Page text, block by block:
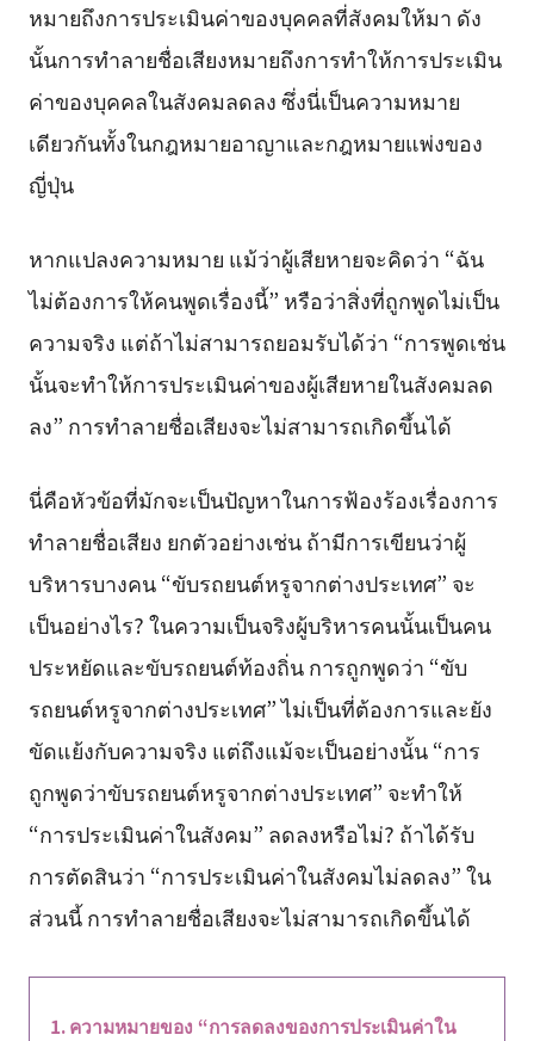
หมายถึงการประเมินค่าของบุคคลที่สังคมให้มา ดัง
นั้นการทำลายชื่อเสียงหมายถึงการทำให้การประเมิน
ค่าของบุคคลในสังคมลดลง ซึ่งนี่เป็นความหมาย
เดียวกันทั้งในกฎหมายอาญาและกฎหมายแพ่งของ
ญี่ปุ่น
หากแปลงความหมาย แม้ว่าผู้เสียหายจะคิดว่า “ฉัน
ไม่ต้องการให้คนพูดเรื่องนี้” หรือว่าสิ่งที่ถูกพูดไม่เป็น
ความจริง แต่ถ้าไม่สามารถยอมรับได้ว่า “การพูดเช่น
นั้นจะทำให้การประเมินค่าของผู้เสียหายในสังคมลด
ลง” การทำลายชื่อเสียงจะไม่สามารถเกิดขึ้นได้
นี่คือหัวข้อที่มักจะเป็นปัญหาในการฟ้องร้องเรื่องการ
ทำลายชื่อเสียง ยกตัวอย่างเช่น ถ้ามีการเขียนว่าผู้
บริหารบางคน “ขับรถยนต์หรูจากต่างประเทศ” จะ
เป็นอย่างไร? ในความเป็นจริงผู้บริหารคนนั้นเป็นคน
ประหยัดและขับรถยนต์ท้องถิ่น การถูกพูดว่า “ขับ
รถยนต์หรูจากต่างประเทศ” ไม่เป็นที่ต้องการและยัง
ขัดแย้งกับความจริง แต่ถึงแม้จะเป็นอย่างนั้น “การ
ถูกพูดว่าขับรถยนต์หรูจากต่างประเทศ” จะทำให้
“การประเมินค่าในสังคม” ลดลงหรือไม่? ถ้าได้รับ
การตัดสินว่า “การประเมินค่าในสังคมไม่ลดลง” ใน
ส่วนนี้ การทำลายชื่อเสียงจะไม่สามารถเกิดขึ้นได้
ความหมายของ “การลดลงของการประเมินค่าใน